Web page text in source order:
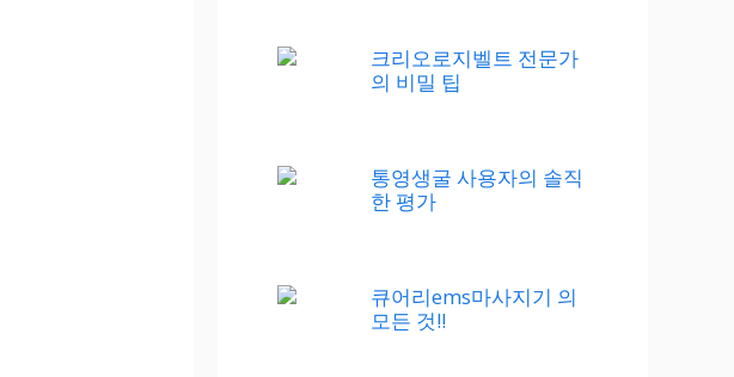
크리오로지벨트 전문가
의 비밀 팁
통영생굴 사용자의 솔직
한 평가
큐어리ems마사지기 의
모든 것!!